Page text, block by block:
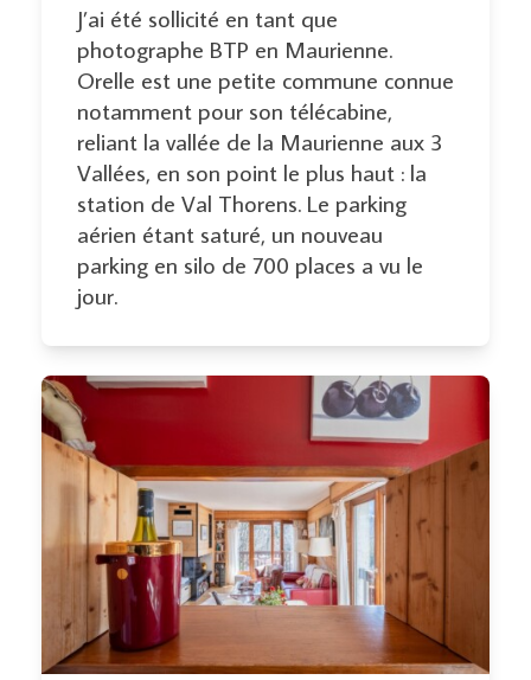
J’ai été sollicité en tant que
photographe BTP en Maurienne.
Orelle est une petite commune connue
notamment pour son télécabine,
reliant la vallée de la Maurienne aux 3
Vallées, en son point le plus haut : la
station de Val Thorens. Le parking
aérien étant saturé, un nouveau
parking en silo de 700 places a vu le
jour.